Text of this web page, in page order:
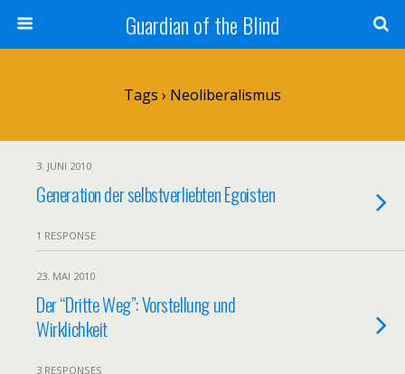
Guardian of the Blind
Tags › Neoliberalismus
3. JUNI 2010
Generation der selbstverliebten Egoisten
1 RESPONSE
23. MAI 2010
Der “Dritte Weg”: Vorstellung und
Wirklichkeit
3 RESPONSES